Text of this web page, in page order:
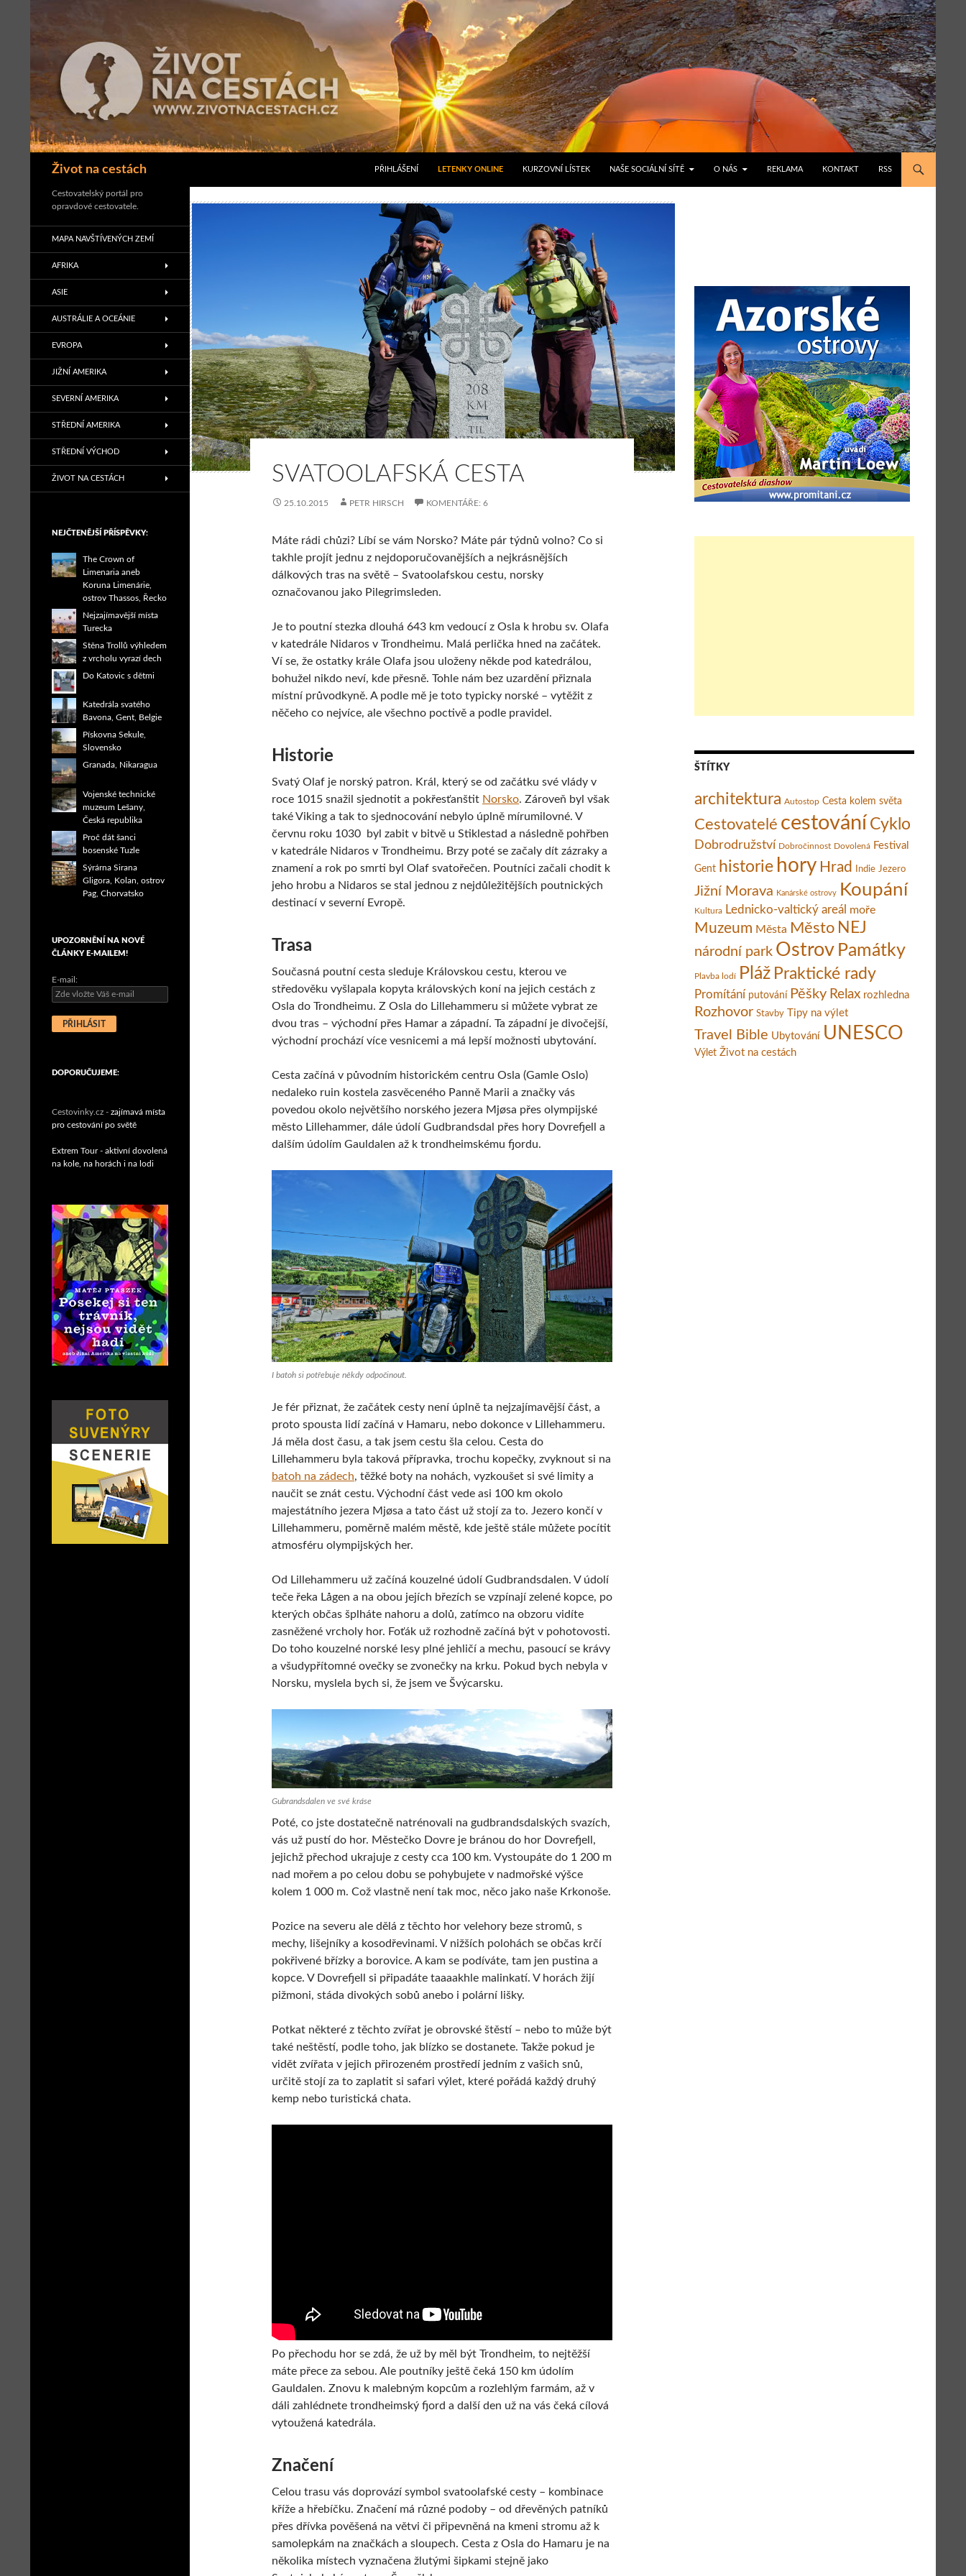
Život na cestách
Hledat
PŘIHLÁŠENÍ LETENKY ONLINE KURZOVNÍ LÍSTEK NAŠE SOCIÁLNÍ SÍTĚ O NÁS REKLAMA KONTAKT RSS
SVATOOLAFSKÁ CESTA
25.10.2015 PETR HIRSCH KOMENTÁŘE: 6
Máte rádi chůzi? Líbí se vám Norsko? Máte pár týdnů volno? Co si
takhle projít jednu z nejdoporučovanějších a nejkrásnějších
dálkových tras na světě – Svatoolafskou cestu, norsky
označovanou jako Pilegrimsleden.
Je to poutní stezka dlouhá 643 km vedoucí z Osla k hrobu sv. Olafa
v katedrále Nidaros v Trondheimu. Malá perlička hned na začátek.
Ví se, že ostatky krále Olafa jsou uloženy někde pod katedrálou,
bohužel nikdo neví, kde přesně. Tohle nám bez uzardění přiznala
místní průvodkyně. A podle mě je toto typicky norské – vytěžit z
něčeho co nejvíce, ale všechno poctivě a podle pravidel.
Historie
Svatý Olaf je norský patron. Král, který se od začátku své vlády v
roce 1015 snažil sjednotit a pokřesťanštit Norsko. Zároveň byl však
také Viking a tak to sjednocování nebylo úplně mírumilovné. V
červnu roku 1030 byl zabit v bitvě u Stiklestad a následně pohřben
v katedrále Nidaros v Trondheimu. Brzy poté se začaly dít zázraky a
znamení a rok po smrti byl Olaf svatořečen. Poutníci začali chodit k
jeho hrobu a Nidaros se stal jednou z nejdůležitějších poutnických
destinací v severní Evropě.
Trasa
Současná poutní cesta sleduje Královskou cestu, kterou ve
středověku vyšlapala kopyta královských koní na jejich cestách z
Osla do Trondheimu. Z Osla do Lillehammeru si můžete vybrat ze
dvou tras – východní přes Hamar a západní. Ta západní je divočejší,
východní prochází více vesnicemi a má lepší možnosti ubytování.
Cesta začíná v původním historickém centru Osla (Gamle Oslo)
nedaleko ruin kostela zasvěceného Panně Marii a značky vás
povedou okolo největšího norského jezera Mjøsa přes olympijské
město Lillehammer, dále údolí Gudbrandsdal přes hory Dovrefjell a
dalším údolím Gauldalen až k trondheimskému fjordu.
I batoh si potřebuje někdy odpočinout.
Je fér přiznat, že začátek cesty není úplně ta nejzajímavější část, a
proto spousta lidí začíná v Hamaru, nebo dokonce v Lillehammeru.
Já měla dost času, a tak jsem cestu šla celou. Cesta do
Lillehammeru byla taková přípravka, trochu kopečky, zvyknout si na
batoh na zádech, těžké boty na nohách, vyzkoušet si své limity a
naučit se znát cestu. Východní část vede asi 100 km okolo
majestátního jezera Mjøsa a tato část už stojí za to. Jezero končí v
Lillehammeru, poměrně malém městě, kde ještě stále můžete pocítit
atmosféru olympijských her.
Od Lillehammeru už začíná kouzelné údolí Gudbrandsdalen. V údolí
teče řeka Lågen a na obou jejích březích se vzpínají zelené kopce, po
kterých občas šplháte nahoru a dolů, zatímco na obzoru vidíte
zasněžené vrcholy hor. Foťák už rozhodně začíná být v pohotovosti.
Do toho kouzelné norské lesy plné jehličí a mechu, pasoucí se krávy
a všudypřítomné ovečky se zvonečky na krku. Pokud bych nebyla v
Norsku, myslela bych si, že jsem ve Švýcarsku.
Gubrandsdalen ve své kráse
Poté, co jste dostatečně natrénovali na gudbrandsdalských svazích,
vás už pustí do hor. Městečko Dovre je bránou do hor Dovrefjell,
jejichž přechod ukrajuje z cesty cca 100 km. Vystoupáte do 1 200 m
nad mořem a po celou dobu se pohybujete v nadmořské výšce
kolem 1 000 m. Což vlastně není tak moc, něco jako naše Krkonoše.
Pozice na severu ale dělá z těchto hor velehory beze stromů, s
mechy, lišejníky a kosodřevinami. V nižších polohách se občas krčí
pokřivené břízky a borovice. A kam se podíváte, tam jen pustina a
kopce. V Dovrefjell si připadáte taaaakhle malinkatí. V horách žijí
pižmoni, stáda divokých sobů anebo i polární lišky.
Potkat některé z těchto zvířat je obrovské štěstí – nebo to může být
také neštěstí, podle toho, jak blízko se dostanete. Takže pokud je
vidět zvířata v jejich přirozeném prostředí jedním z vašich snů,
určitě stojí za to zaplatit si safari výlet, které pořádá každý druhý
kemp nebo turistická chata.
Po přechodu hor se zdá, že už by měl být Trondheim, to nejtěžší
máte přece za sebou. Ale poutníky ještě čeká 150 km údolím
Gauldalen. Znovu k malebným kopcům a rozlehlým farmám, až v
dáli zahlédnete trondheimský fjord a další den už na vás čeká cílová
vytoužená katedrála.
Značení
Celou trasu vás doprovází symbol svatoolafské cesty – kombinace
kříže a hřebíčku. Značení má různé podoby – od dřevěných patníků
přes dřívka pověšená na větvi či připevněná na kmeni stromu až k
samolepkám na značkách a sloupech. Cesta z Osla do Hamaru je na
několika místech vyznačena žlutými šipkami stejně jako
ŠTÍTKY
architektura Autostop Cesta kolem světa
Cestovatelé cestování Cyklo
Dobrodružství Dobročinnost Dovolená Festival
Gent historie hory Hrad Indie Jezero
Jižní Morava Kanárské ostrovy Koupání
Kultura Lednicko-valtický areál moře
Muzeum Města Město NEJ
národní park Ostrov Památky
Plavba lodí Pláž Praktické rady
Promítání putování Pěšky Relax rozhledna
Rozhovor Stavby Tipy na výlet
Travel Bible Ubytování UNESCO
Výlet Život na cestách
Cestovatelský portál pro
opravdové cestovatele.
MAPA NAVŠTÍVENÝCH ZEMÍ
AFRIKA
ASIE
AUSTRÁLIE A OCEÁNIE
EVROPA
JIŽNÍ AMERIKA
SEVERNÍ AMERIKA
STŘEDNÍ AMERIKA
STŘEDNÍ VÝCHOD
ŽIVOT NA CESTÁCH
NEJČTENĚJŠÍ PŘÍSPĚVKY:
The Crown of
Limenaria aneb
Koruna Limenárie,
ostrov Thassos, Řecko
Nejzajímavější místa
Turecka
Stěna Trollů výhledem
z vrcholu vyrazí dech
Do Katovic s dětmi
Katedrála svatého
Bavona, Gent, Belgie
Pískovna Sekule,
Slovensko
Granada, Nikaragua
Vojenské technické
muzeum Lešany,
Česká republika
Proč dát šanci
bosenské Tuzle
Sýrárna Sirana
Gligora, Kolan, ostrov
Pag, Chorvatsko
UPOZORNĚNÍ NA NOVÉ
ČLÁNKY E-MAILEM!
E-mail:
DOPORUČUJEME:
Cestovinky.cz - zajímavá místa
pro cestování po světě
Extrem Tour - aktivní dovolená
na kole, na horách i na lodi